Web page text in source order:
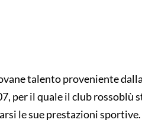
talento proveniente
per il quale il club rossoblù
le sue prestazioni sportive.